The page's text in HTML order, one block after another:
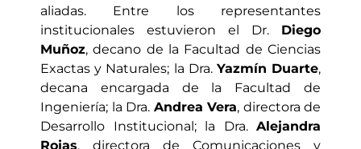
aliadas. Entre los representantes
institucionales estuvieron el Dr. Diego
Muñoz, decano de la Facultad de Ciencias
Exactas y Naturales; la Dra. Yazmín Duarte,
decana encargada de la Facultad de
Ingeniería; la Dra. Andrea Vera, directora de
Desarrollo Institucional; la Dra. Alejandra
Rojas, directora de Comunicaciones y